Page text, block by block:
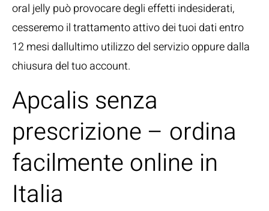
oral jelly può provocare degli effetti indesiderati,
cesseremo il trattamento attivo dei tuoi dati entro
12 mesi dallultimo utilizzo del servizio oppure dalla
chiusura del tuo account.
Apcalis senza
prescrizione – ordina
facilmente online in
Italia